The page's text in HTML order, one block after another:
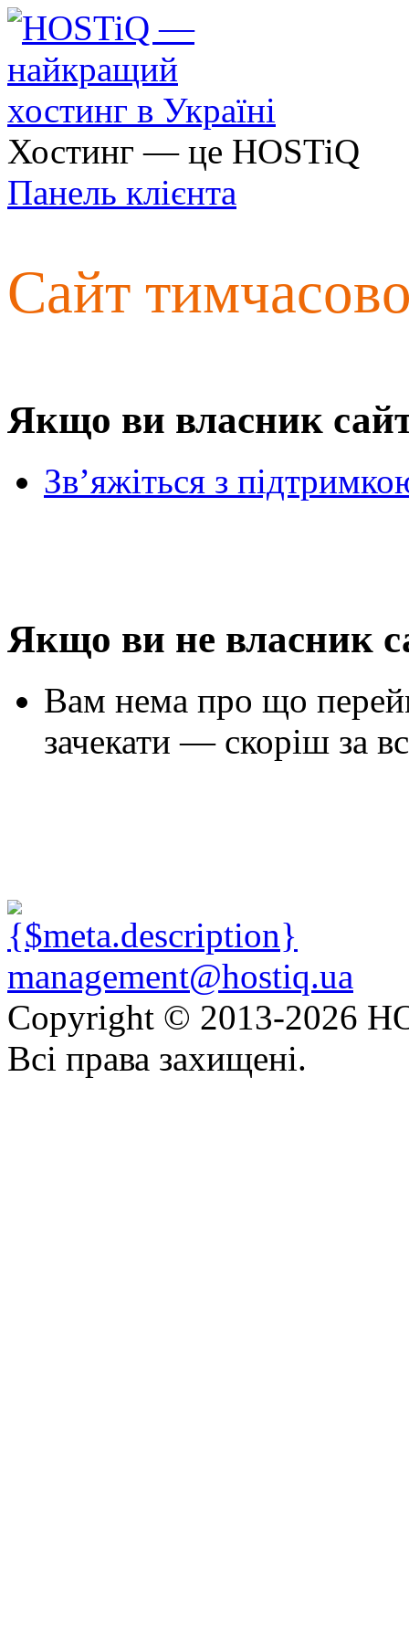
Хостинг — це HOSTiQ
Панель клієнта
Сайт
Якщо ви власник
Зв’яжіться з
Якщо ви не власник
Вам нема про що
зачекати — скоріш за
management@hostiq.ua
Copyright © 2013-2026
Всі права захищені.